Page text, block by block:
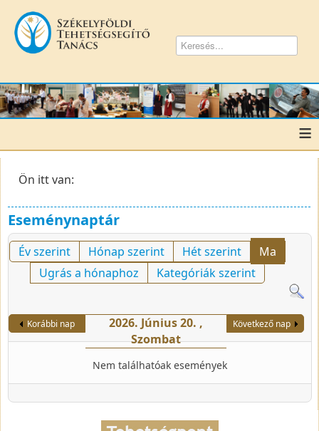
≡
Ön itt van:
Eseménynaptár
Év szerint Hónap szerint Hét szerint
Ma
Ugrás a hónaphoz
Kategóriák szerint
Korábbi nap
2026. Június 20. ,
Szombat
Következő nap
Nem találhatóak események